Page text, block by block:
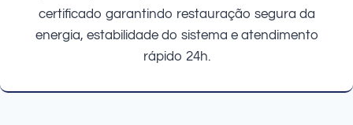
certificado garantindo restauração segura da
energia, estabilidade do sistema e atendimento
rápido 24h.